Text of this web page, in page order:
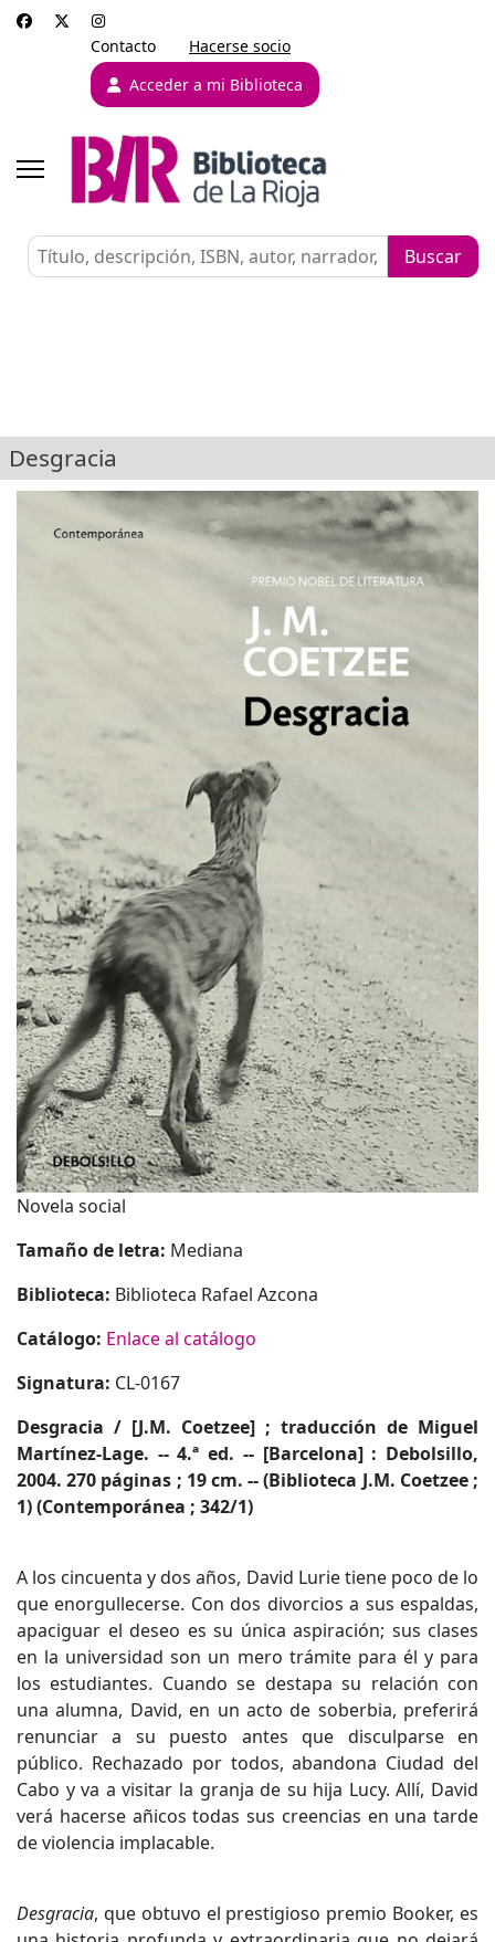
Contacto
Hacerse socio
Acceder a mi Biblioteca
Desgracia
Novela social
Tamaño de letra: Mediana
Biblioteca: Biblioteca Rafael Azcona
Catálogo: Enlace al catálogo
Signatura: CL-0167
Desgracia / [J.M. Coetzee] ; traducción de Miguel
Martínez-Lage. -- 4.ª ed. -- [Barcelona] : Debolsillo,
2004.270 páginas ; 19 cm. -- (Biblioteca J.M. Coetzee ;
1) (Contemporánea ; 342/1)
A los cincuenta y dos años, David Lurie tiene poco de lo
que enorgullecerse. Con dos divorcios a sus espaldas,
apaciguar el deseo es su única aspiración; sus clases
en la universidad son un mero trámite para él y para
los estudiantes. Cuando se destapa su relación con
una alumna, David, en un acto de soberbia, preferirá
renunciar a su puesto antes que disculparse en
público. Rechazado por todos, abandona Ciudad del
Cabo y va a visitar la granja de su hija Lucy. Allí, David
verá hacerse añicos todas sus creencias en una tarde
de violencia implacable.
Desgracia, que obtuvo el prestigioso premio Booker, es